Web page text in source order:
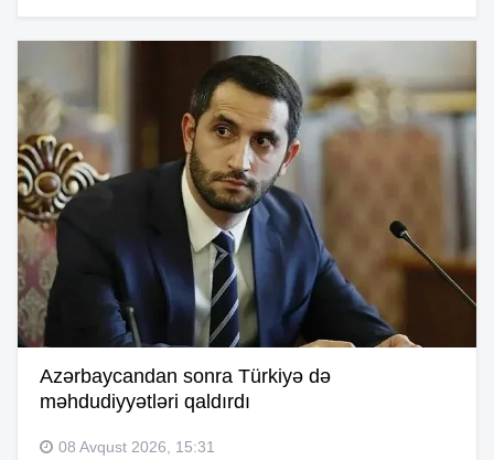
Azərbaycandan sonra Türkiyə də
məhdudiyyətləri qaldırdı
08 Avqust 2026, 15:31